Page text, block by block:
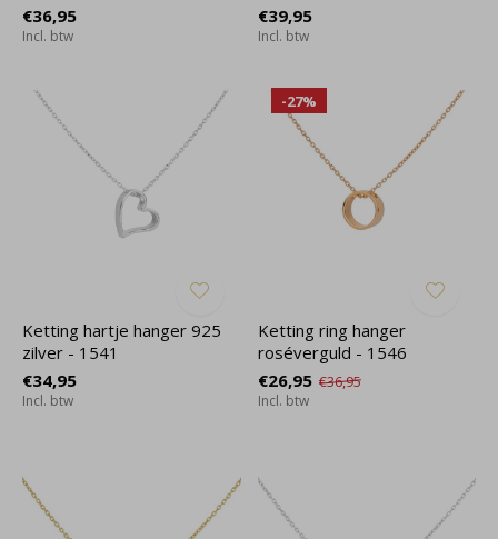
€36,95
Incl. btw
€39,95
Incl. btw
Ketting hartje hanger 925
zilver - 1541
€34,95
Incl. btw
-27%
Ketting ring hanger
roséverguld - 1546
€26,95 €36,95
Incl. btw